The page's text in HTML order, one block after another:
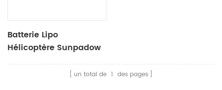
Batterie Lipo
Hélicoptère Sunpadow
un total de 1 des pages